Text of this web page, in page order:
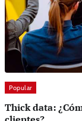
Popular
Thick data: